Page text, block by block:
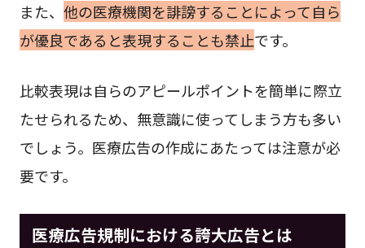
また、 他の医療機関を誹謗することによって自ら
が優良であると表現することも禁止です。
比較表現は自らのアピールポイントを簡単に際立
たせられるため、無意識に使ってしまう方も多い
でしょう。医療広告の作成にあたっては注意が必
要です。
医療広告規制における誇大広告とは